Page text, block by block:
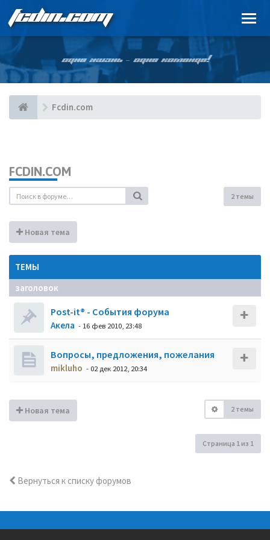
FCDIN.COM
ОДНА ЖИЗНЬ – ОДНА КОМАНДА!
Fcdin.com
FCDIN.COM
2 темы
Новая тема
ТЕМЫ
заголовок
Post-it® - События форума
Акела - 16 фев 2010, 23:48
Вопросы, предложения, пожелания
mikluho - 02 дек 2012, 20:34
Новая тема 2 темы
Страница 1из 1
Вернуться к списку форумов